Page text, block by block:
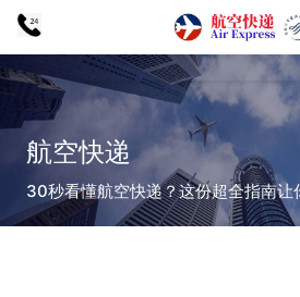
航空快递
30秒看懂航空快递？这份超全指南让